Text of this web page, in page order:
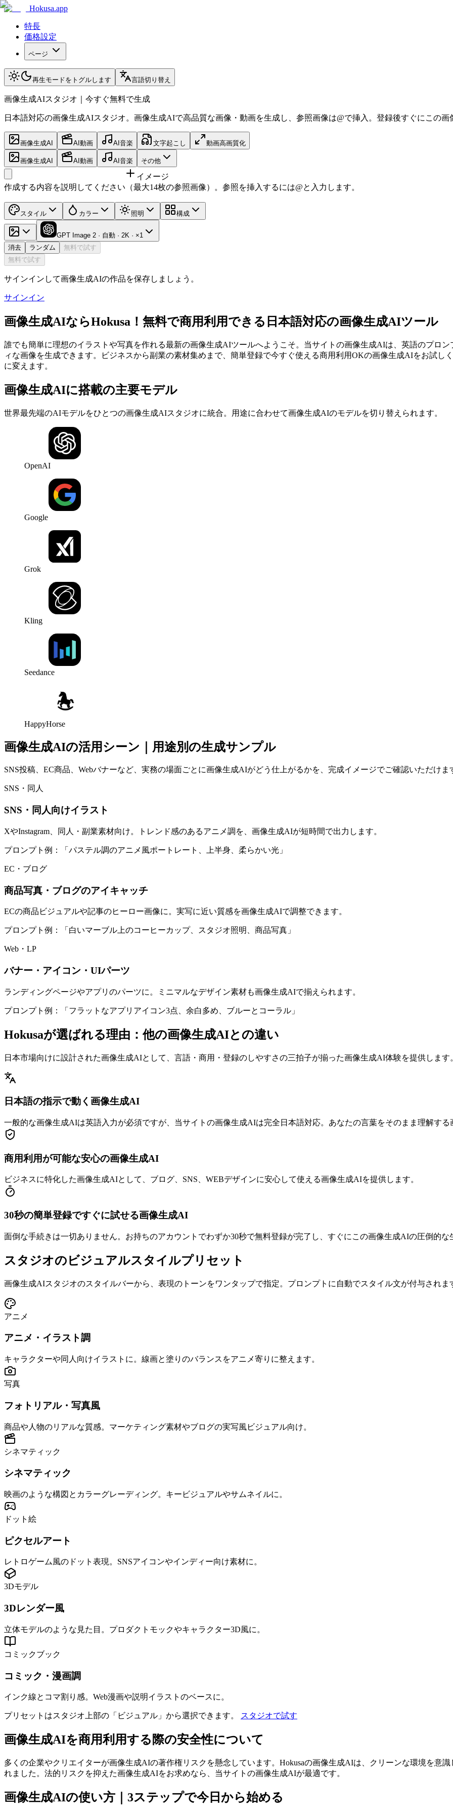
Hokusa.app
特長
価格設定
ページ
再生モードをトグルします 言語切り替え
画像生成AIスタジオ｜今すぐ無料で生成
日本語対応の画像生成AIスタジオ。画像生成AIで高品質な画像・動画を生成し、参照画像は@で挿入。登録後すぐにこの
画像生成AI AI動画 AI音楽 文字起こし 動画高画質化
画像生成AI AI動画 AI音楽 その他
イメージ
作成する内容を説明してください（最大14枚の参照画像）。参照を挿入するには@と入力します。
スタイル カラー 照明 構成
GPT Image 2 · 自動 · 2K · ×1
消去
ランダム
無料で試す
無料で試す
サインインして画像生成AIの作品を保存しましょう。
サインイン
画像生成AIならHokusa！無料で商用利用できる日本語対応の画像生成AIツール
誰でも簡単に理想のイラストや写真を作れる最新の画像生成AIツールへようこそ。当サイトの画像生成AIは、英語のプロ
ィな画像を生成できます。ビジネスから副業の素材集めまで、簡単登録で今すぐ使える商用利用OKの画像生成AIをお試し
に変えます。
画像生成AIに搭載の主要モデル
世界最先端のAIモデルをひとつの画像生成AIスタジオに統合。用途に合わせて画像生成AIのモデルを切り替えられます。
OpenAI
Google
Grok
Kling
Seedance
HappyHorse
画像生成AIの活用シーン｜用途別の生成サンプル
SNS投稿、EC商品、Webバナーなど、実務の場面ごとに画像生成AIがどう仕上がるかを、完成イメージでご確認いただけま
SNS・同人
SNS・同人向けイラスト
XやInstagram、同人・副業素材向け。トレンド感のあるアニメ調を、画像生成AIが短時間で出力します。
プロンプト例：「パステル調のアニメ風ポートレート、上半身、柔らかい光」
EC・ブログ
商品写真・ブログのアイキャッチ
ECの商品ビジュアルや記事のヒーロー画像に。実写に近い質感を画像生成AIで調整できます。
プロンプト例：「白いマーブル上のコーヒーカップ、スタジオ照明、商品写真」
Web・LP
バナー・アイコン・UIパーツ
ランディングページやアプリのパーツに。ミニマルなデザイン素材も画像生成AIで揃えられます。
プロンプト例：「フラットなアプリアイコン3点、余白多め、ブルーとコーラル」
Hokusaが選ばれる理由：他の画像生成AIとの違い
日本市場向けに設計された画像生成AIとして、言語・商用・登録のしやすさの三拍子が揃った画像生成AI体験を提供します
日本語の指示で動く画像生成AI
一般的な画像生成AIは英語入力が必須ですが、当サイトの画像生成AIは完全日本語対応。あなたの言葉をそのまま理解す
商用利用が可能な安心の画像生成AI
ビジネスに特化した画像生成AIとして、ブログ、SNS、WEBデザインに安心して使える画像生成AIを提供します。
30秒の簡単登録ですぐに試せる画像生成AI
面倒な手続きは一切ありません。お持ちのアカウントでわずか30秒で無料登録が完了し、すぐにこの画像生成AIの圧倒的
スタジオのビジュアルスタイルプリセット
画像生成AIスタジオのスタイルバーから、表現のトーンをワンタップで指定。プロンプトに自動でスタイル文が付与されま
アニメ
アニメ・イラスト調
キャラクターや同人向けイラストに。線画と塗りのバランスをアニメ寄りに整えます。
写真
フォトリアル・写真風
商品や人物のリアルな質感。マーケティング素材やブログの実写風ビジュアル向け。
シネマティック
シネマティック
映画のような構図とカラーグレーディング。キービジュアルやサムネイルに。
ドット絵
ピクセルアート
レトロゲーム風のドット表現。SNSアイコンやインディー向け素材に。
3Dモデル
3Dレンダー風
立体モデルのような見た目。プロダクトモックやキャラクター3D風に。
コミックブック
コミック・漫画調
インク線とコマ割り感。Web漫画や説明イラストのベースに。
プリセットはスタジオ上部の「ビジュアル」から選択できます。 スタジオで試す
画像生成AIを商用利用する際の安全性について
多くの企業やクリエイターが画像生成AIの著作権リスクを懸念しています。Hokusaの画像生成AIは、クリーンな環境を意
れました。法的リスクを抑えた画像生成AIをお求めなら、当サイトの画像生成AIが最適です。
画像生成AIの使い方｜3ステップで今日から始める